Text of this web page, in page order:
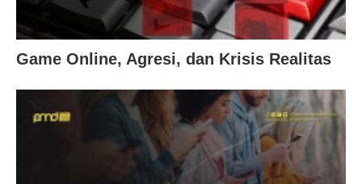
Game Online, Agresi, dan Krisis Realitas